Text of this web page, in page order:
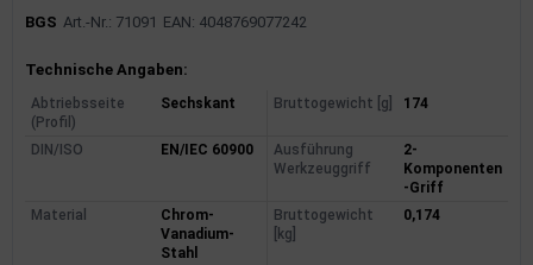
BGS Art.-Nr.: 71091 EAN: 4048769077242
Produktinformationen
Technische Angaben:
Abtriebsseite
(Profil)
Sechskant Bruttogewicht [g] 174
DIN/ISO EN/IEC 60900
Ausführung
Werkzeuggriff
2-
Komponenten
-Griff
Material
Chrom-
Vanadium-
Stahl
Bruttogewicht
[kg]
0,174